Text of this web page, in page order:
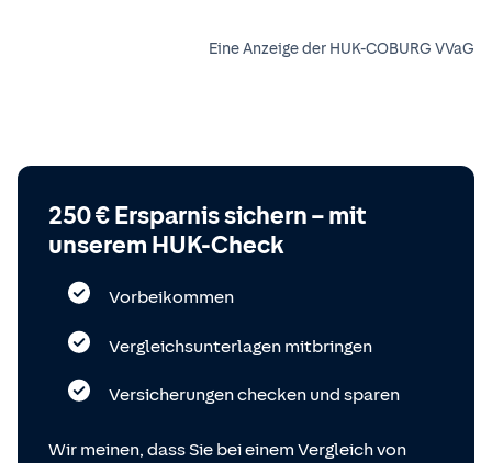
Eine Anzeige der HUK-COBURG VVaG
250 € Ersparnis sichern – mit
unserem HUK-Check
Vorbeikommen
Vergleichsunterlagen mitbringen
Versicherungen checken und sparen
Wir meinen, dass Sie bei einem Vergleich von